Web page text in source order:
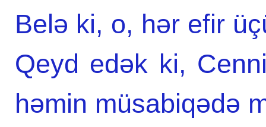
Belə ki, o, hər efir
Qeyd edək ki,
həmin müsabiqədə